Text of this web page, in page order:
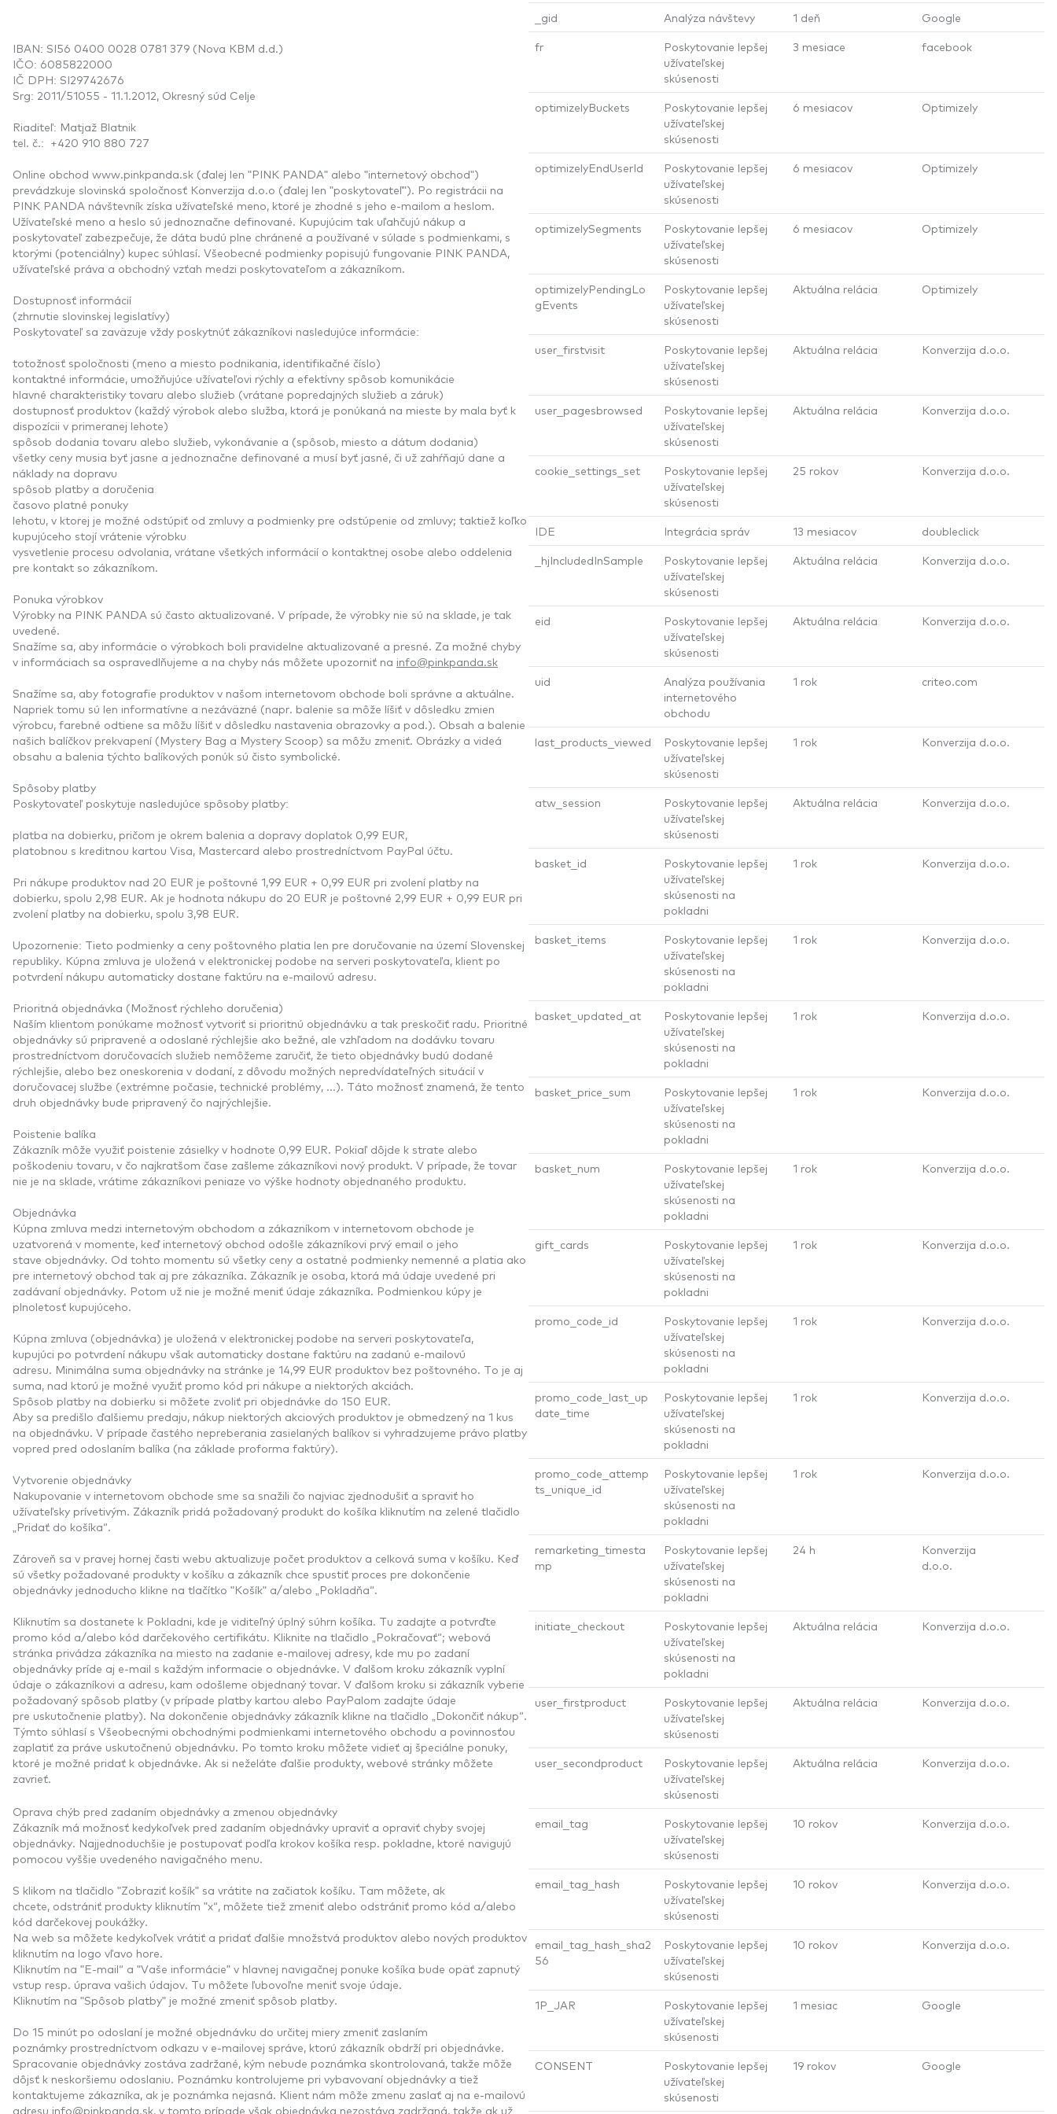
IBAN: SI56 0400 0028 0781 379 (Nova KBM d.d.)
IČO: 6085822000
IČ DPH: SI29742676
Srg: 2011/51055 - 11.1.2012, Okresný súd Celje
Riaditeľ: Matjaž Blatnik
tel. č.: +420 910 880 727
Online obchod www.pinkpanda.sk (ďalej len "PINK PANDA" alebo "internetový obchod")
prevádzkuje slovinská spoločnosť Konverzija d.o.o (ďalej len "poskytovateľ"). Po registrácii na
PINK PANDA návštevník získa užívateľské meno, ktoré je zhodné s jeho e-mailom a heslom.
Užívateľské meno a heslo sú jednoznačne definované. Kupujúcim tak uľahčujú nákup a
poskytovateľ zabezpečuje, že dáta budú plne chránené a používané v súlade s podmienkami, s
ktorými (potenciálny) kupec súhlasí. Všeobecné podmienky popisujú fungovanie PINK PANDA,
užívateľské práva a obchodný vzťah medzi poskytovateľom a zákazníkom.
Dostupnosť informácií
(zhrnutie slovinskej legislatívy)
Poskytovateľ sa zaväzuje vždy poskytnúť zákazníkovi nasledujúce informácie:
totožnosť spoločnosti (meno a miesto podnikania, identifikačné číslo)
kontaktné informácie, umožňujúce užívateľovi rýchly a efektívny spôsob komunikácie
hlavné charakteristiky tovaru alebo služieb (vrátane popredajných služieb a záruk)
dostupnosť produktov (každý výrobok alebo služba, ktorá je ponúkaná na mieste by mala byť k
dispozícii v primeranej lehote)
spôsob dodania tovaru alebo služieb, vykonávanie a (spôsob, miesto a dátum dodania)
všetky ceny musia byť jasne a jednoznačne definované a musí byť jasné, či už zahŕňajú dane a
náklady na dopravu
spôsob platby a doručenia
časovo platné ponuky
lehotu, v ktorej je možné odstúpiť od zmluvy a podmienky pre odstúpenie od zmluvy; taktiež koľko
kupujúceho stojí vrátenie výrobku
vysvetlenie procesu odvolania, vrátane všetkých informácií o kontaktnej osobe alebo oddelenia
pre kontakt so zákazníkom.
Ponuka výrobkov
Výrobky na PINK PANDA sú často aktualizované. V prípade, že výrobky nie sú na sklade, je tak
uvedené.
Snažíme sa, aby informácie o výrobkoch boli pravidelne aktualizované a presné. Za možné chyby
v informáciach sa ospravedlňujeme a na chyby nás môžete upozorniť na info@pinkpanda.sk
Snažíme sa, aby fotografie produktov v našom internetovom obchode boli správne a aktuálne.
Napriek tomu sú len informatívne a nezáväzné (napr. balenie sa môže líšiť v dôsledku zmien
výrobcu, farebné odtiene sa môžu líšiť v dôsledku nastavenia obrazovky a pod.). Obsah a balenie
našich balíčkov prekvapení (Mystery Bag a Mystery Scoop) sa môžu zmeniť. Obrázky a videá
obsahu a balenia týchto balíkových ponúk sú čisto symbolické.
Spôsoby platby
Poskytovateľ poskytuje nasledujúce spôsoby platby:
platba na dobierku, pričom je okrem balenia a dopravy doplatok 0,99 EUR,
platobnou s kreditnou kartou Visa, Mastercard alebo prostredníctvom PayPal účtu.
Pri nákupe produktov nad 20 EUR je poštovné 1,99 EUR + 0,99 EUR pri zvolení platby na
dobierku, spolu 2,98 EUR. Ak je hodnota nákupu do 20 EUR je poštovné 2,99 EUR + 0,99 EUR pri
zvolení platby na dobierku, spolu 3,98 EUR.
Upozornenie: Tieto podmienky a ceny poštovného platia len pre doručovanie na území Slovenskej
republiky. Kúpna zmluva je uložená v elektronickej podobe na serveri poskytovateľa, klient po
potvrdení nákupu automaticky dostane faktúru na e-mailovú adresu.
Prioritná objednávka (Možnosť rýchleho doručenia)
Naším klientom ponúkame možnosť vytvoriť si prioritnú objednávku a tak preskočiť radu. Prioritné
objednávky sú pripravené a odoslané rýchlejšie ako bežné, ale vzhľadom na dodávku tovaru
prostredníctvom doručovacích služieb nemôžeme zaručiť, že tieto objednávky budú dodané
rýchlejšie, alebo bez oneskorenia v dodaní, z dôvodu možných nepredvídateľných situácií v
doručovacej službe (extrémne počasie, technické problémy, ...). Táto možnosť znamená, že tento
druh objednávky bude pripravený čo najrýchlejšie.
Poistenie balíka
Zákazník môže využiť poistenie zásielky v hodnote 0,99 EUR. Pokiaľ dôjde k strate alebo
poškodeniu tovaru, v čo najkratšom čase zašleme zákazníkovi nový produkt. V prípade, že tovar
nie je na sklade, vrátime zákazníkovi peniaze vo výške hodnoty objednaného produktu.
Objednávka
Kúpna zmluva medzi internetovým obchodom a zákazníkom v internetovom obchode je
uzatvorená v momente, keď internetový obchod odošle zákazníkovi prvý email o jeho
stave objednávky. Od tohto momentu sú všetky ceny a ostatné podmienky nemenné a platia ako
pre internetový obchod tak aj pre zákazníka. Zákazník je osoba, ktorá má údaje uvedené pri
zadávaní objednávky. Potom už nie je možné meniť údaje zákazníka. Podmienkou kúpy je
plnoletosť kupujúceho.
Kúpna zmluva (objednávka) je uložená v elektronickej podobe na serveri poskytovateľa,
kupujúci po potvrdení nákupu však automaticky dostane faktúru na zadanú e-mailovú
adresu. Minimálna suma objednávky na stránke je 14,99 EUR produktov bez poštovného. To je aj
suma, nad ktorú je možné využiť promo kód pri nákupe a niektorých akciách.
Spôsob platby na dobierku si môžete zvoliť pri objednávke do 150 EUR.
Aby sa predišlo ďalšiemu predaju, nákup niektorých akciových produktov je obmedzený na 1 kus
na objednávku. V prípade častého nepreberania zasielaných balíkov si vyhradzujeme právo platby
vopred pred odoslaním balíka (na základe proforma faktúry).
Vytvorenie objednávky
Nakupovanie v internetovom obchode sme sa snažili čo najviac zjednodušiť a spraviť ho
užívateľsky prívetivým. Zákazník pridá požadovaný produkt do košíka kliknutím na zelené tlačidlo
„Pridať do košíka“.
Zároveň sa v pravej hornej časti webu aktualizuje počet produktov a celková suma v košíku. Keď
sú všetky požadované produkty v košíku a zákazník chce spustiť proces pre dokončenie
objednávky jednoducho klikne na tlačítko "Košík" a/alebo „Pokladňa“.
Kliknutím sa dostanete k Pokladni, kde je viditeľný úplný súhrn košíka. Tu zadajte a potvrďte
promo kód a/alebo kód darčekového certifikátu. Kliknite na tlačidlo „Pokračovať“; webová
stránka privádza zákazníka na miesto na zadanie e-mailovej adresy, kde mu po zadaní
objednávky príde aj e-mail s každým informacie o objednávke. V ďalšom kroku zákazník vyplní
údaje o zákazníkovi a adresu, kam odošleme objednaný tovar. V ďalšom kroku si zákazník vyberie
požadovaný spôsob platby (v prípade platby kartou alebo PayPalom zadajte údaje
pre uskutočnenie platby). Na dokončenie objednávky zákazník klikne na tlačidlo „Dokončiť nákup“.
Týmto súhlasí s Všeobecnými obchodnými podmienkami internetového obchodu a povinnosťou
zaplatiť za práve uskutočnenú objednávku. Po tomto kroku môžete vidieť aj špeciálne ponuky,
ktoré je možné pridať k objednávke. Ak si neželáte ďalšie produkty, webové stránky môžete
zavrieť.
Oprava chýb pred zadaním objednávky a zmenou objednávky
Zákazník má možnosť kedykoľvek pred zadaním objednávky upraviť a opraviť chyby svojej
objednávky. Najjednoduchšie je postupovať podľa krokov košíka resp. pokladne, ktoré navigujú
pomocou vyššie uvedeného navigačného menu.
S klikom na tlačidlo "Zobraziť košík" sa vrátite na začiatok košíku. Tam môžete, ak
chcete, odstrániť produkty kliknutím "x“, môžete tiež zmeniť alebo odstrániť promo kód a/alebo
kód darčekovej poukážky.
Na web sa môžete kedykoľvek vrátiť a pridať ďalšie množstvá produktov alebo nových produktov
kliknutím na logo vľavo hore.
Kliknutím na "E-mail“ a "Vaše informácie" v hlavnej navigačnej ponuke košíka bude opäť zapnutý
vstup resp. úprava vašich údajov. Tu môžete ľubovoľne meniť svoje údaje.
Kliknutím na "Spôsob platby" je možné zmeniť spôsob platby.
Do 15 minút po odoslaní je možné objednávku do určitej miery zmeniť zaslaním
poznámky prostredníctvom odkazu v e-mailovej správe, ktorú zákazník obdrží pri objednávke.
Spracovanie objednávky zostáva zadržané, kým nebude poznámka skontrolovaná, takže môže
dôjsť k neskoršiemu odoslaniu. Poznámku kontrolujeme pri vybavovaní objednávky a tiež
kontaktujeme zákazníka, ak je poznámka nejasná. Klient nám môže zmenu zaslať aj na e-mailovú
adresu info@pinkpanda.sk, v tomto prípade však objednávka nezostáva zadržaná, takže ak už
_gid Analýza návštevy 1 deň Google
fr
Poskytovanie lepšej
užívateľskej
skúsenosti
3 mesiace facebook
optimizelyBuckets
Poskytovanie lepšej
užívateľskej
skúsenosti
6 mesiacov Optimizely
optimizelyEndUserId
Poskytovanie lepšej
užívateľskej
skúsenosti
6 mesiacov Optimizely
optimizelySegments
Poskytovanie lepšej
užívateľskej
skúsenosti
6 mesiacov Optimizely
optimizelyPendingLo
gEvents
Poskytovanie lepšej
užívateľskej
skúsenosti
Aktuálna relácia Optimizely
user_firstvisit
Poskytovanie lepšej
užívateľskej
skúsenosti
Aktuálna relácia Konverzija d.o.o.
user_pagesbrowsed
Poskytovanie lepšej
užívateľskej
skúsenosti
Aktuálna relácia Konverzija d.o.o.
cookie_settings_set
Poskytovanie lepšej
užívateľskej
skúsenosti
25 rokov Konverzija d.o.o.
IDE Integrácia správ 13 mesiacov doubleclick
_hjIncludedInSample
Poskytovanie lepšej
užívateľskej
skúsenosti
Aktuálna relácia Konverzija d.o.o.
eid
Poskytovanie lepšej
užívateľskej
skúsenosti
Aktuálna relácia Konverzija d.o.o.
uid
Analýza používania
internetového
obchodu
1 rok criteo.com
last_products_viewed
Poskytovanie lepšej
užívateľskej
skúsenosti
1 rok Konverzija d.o.o.
atw_session
Poskytovanie lepšej
užívateľskej
skúsenosti
Aktuálna relácia Konverzija d.o.o.
basket_id
Poskytovanie lepšej
užívateľskej
skúsenosti na
pokladni
1 rok Konverzija d.o.o.
basket_items
Poskytovanie lepšej
užívateľskej
skúsenosti na
pokladni
1 rok Konverzija d.o.o.
basket_updated_at
Poskytovanie lepšej
užívateľskej
skúsenosti na
pokladni
1 rok Konverzija d.o.o.
basket_price_sum
Poskytovanie lepšej
užívateľskej
skúsenosti na
pokladni
1 rok Konverzija d.o.o.
basket_num
Poskytovanie lepšej
užívateľskej
skúsenosti na
pokladni
1 rok Konverzija d.o.o.
gift_cards
Poskytovanie lepšej
užívateľskej
skúsenosti na
pokladni
1 rok Konverzija d.o.o.
promo_code_id
Poskytovanie lepšej
užívateľskej
skúsenosti na
pokladni
1 rok Konverzija d.o.o.
promo_code_last_up
date_time
Poskytovanie lepšej
užívateľskej
skúsenosti na
pokladni
1 rok Konverzija d.o.o.
promo_code_attemp
ts_unique_id
Poskytovanie lepšej
užívateľskej
skúsenosti na
pokladni
1 rok Konverzija d.o.o.
remarketing_timesta
mp
Poskytovanie lepšej
užívateľskej
skúsenosti na
pokladni
24 h
Konverzija
d.o.o.
initiate_checkout
Poskytovanie lepšej
užívateľskej
skúsenosti na
pokladni
Aktuálna relácia Konverzija d.o.o.
user_firstproduct
Poskytovanie lepšej
užívateľskej
skúsenosti
Aktuálna relácia Konverzija d.o.o.
user_secondproduct
Poskytovanie lepšej
užívateľskej
skúsenosti
Aktuálna relácia Konverzija d.o.o.
email_tag
Poskytovanie lepšej
užívateľskej
skúsenosti
10 rokov Konverzija d.o.o.
email_tag_hash
Poskytovanie lepšej
užívateľskej
skúsenosti
10 rokov Konverzija d.o.o.
email_tag_hash_sha2
56
Poskytovanie lepšej
užívateľskej
skúsenosti
10 rokov Konverzija d.o.o.
1P_JAR
Poskytovanie lepšej
užívateľskej
skúsenosti
1 mesiac Google
CONSENT
Poskytovanie lepšej
užívateľskej
skúsenosti
19 rokov Google